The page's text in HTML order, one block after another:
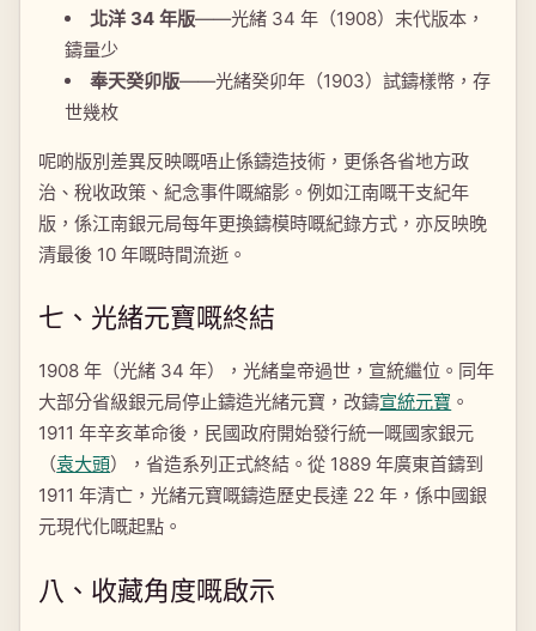
北洋 34 年版——光緒 34 年（1908）末代版本，
鑄量少
奉天癸卯版——光緒癸卯年（1903）試鑄樣幣，存
世幾枚
呢啲版別差異反映嘅唔止係鑄造技術，更係各省地方政
治、稅收政策、紀念事件嘅縮影。例如江南嘅干支紀年
版，係江南銀元局每年更換鑄模時嘅紀錄方式，亦反映晚
清最後 10 年嘅時間流逝。
七、光緒元寶嘅終結
1908 年（光緒 34 年），光緒皇帝過世，宣統繼位。同年
大部分省級銀元局停止鑄造光緒元寶，改鑄宣統元寶 。
1911 年辛亥革命後，民國政府開始發行統一嘅國家銀元
（袁大頭），省造系列正式終結。從 1889 年廣東首鑄到
1911 年清亡，光緒元寶嘅鑄造歷史長達 22 年，係中國銀
元現代化嘅起點。
八、收藏角度嘅啟示